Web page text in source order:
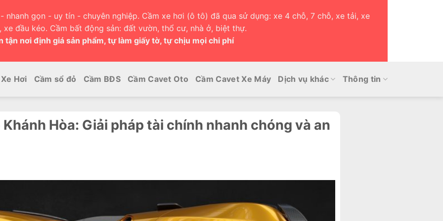
nhanh gọn - uy tín - chuyên nghiệp. Cầm xe hơi (ô tô) đã qua sử dụng: xe 4 chỗ, 7 chỗ, xe tải, xe
xe đầu kéo. Cầm bất động sản: đất vườn, thổ cư, nhà ở, biệt thự.
tận nơi định giá sản phẩm, tự làm giấy tờ, tự chịu mọi chi phí
Hơi Cầm sổ đỏ Cầm BĐS Cầm Cavet Oto Cầm Cavet Xe Máy Dịch vụ khác Thông tin
Hòa: Giải pháp tài chính nhanh chóng và an